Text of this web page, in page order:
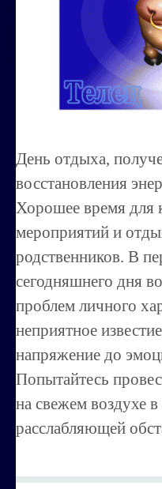
Миссиональность
Королевский
Найти идеального
Корректировка
Совместимость
Занятия по
Магия денег
Ищем любовь
Порча ,сглаз
День отдыха,
восстановления
Хорошее время для
мероприятий и
родственников. В
сегодняшнего дня
проблем личного
неприятное
напряжение до
Попытайтесь
на свежем воздухе
расслабляющей